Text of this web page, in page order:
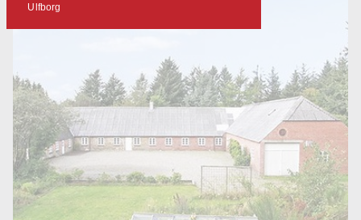
Ulfborg